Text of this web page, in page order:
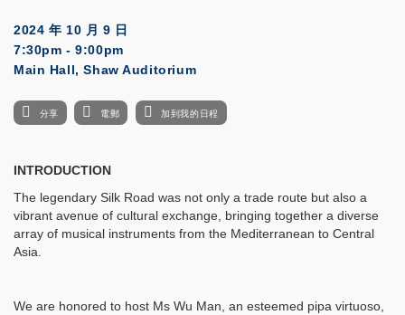
2024 年 10 月 9 日
7:30pm - 9:00pm
Main Hall, Shaw Auditorium
分享 電郵 加到我的日程
INTRODUCTION
The legendary Silk Road was not only a trade route but also a
vibrant avenue of cultural exchange, bringing together a diverse
array of musical instruments from the Mediterranean to Central
Asia.
We are honored to host Ms Wu Man, an esteemed pipa virtuoso,